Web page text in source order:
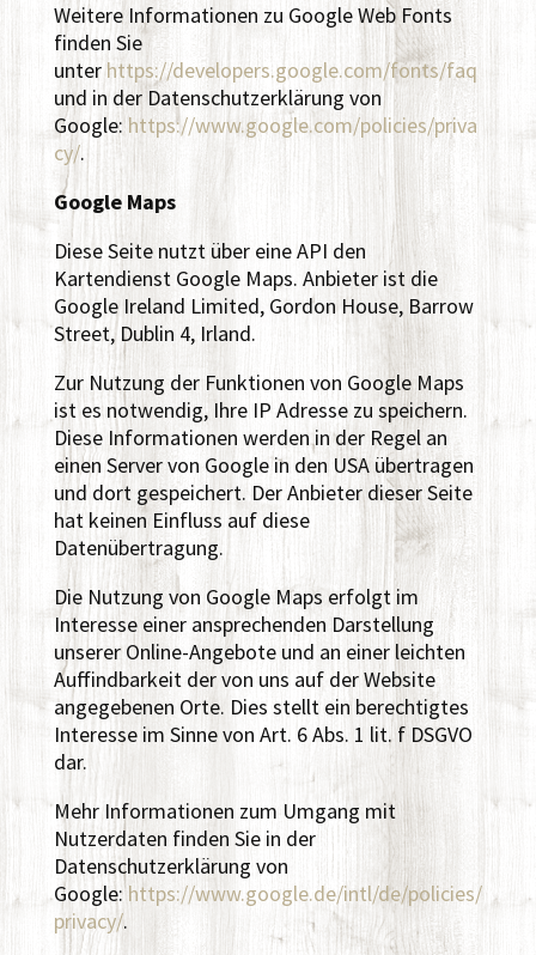
Weitere Informationen zu Google Web Fonts
finden Sie
unterhttps://developers.google.com/fonts/faq
und in der Datenschutzerklärung von
Google:https://www.google.com/policies/priva
cy/.
Google Maps
Diese Seite nutzt über eine API den
Kartendienst Google Maps. Anbieter ist die
Google Ireland Limited, Gordon House, Barrow
Street, Dublin 4, Irland.
Zur Nutzung der Funktionen von Google Maps
ist es notwendig, Ihre IP Adresse zu speichern.
Diese Informationen werden in der Regel an
einen Server von Google in den USA übertragen
und dort gespeichert. Der Anbieter dieser Seite
hat keinen Einfluss auf diese
Datenübertragung.
Die Nutzung von Google Maps erfolgt im
Interesse einer ansprechenden Darstellung
unserer Online-Angebote und an einer leichten
Auffindbarkeit der von uns auf der Website
angegebenen Orte. Dies stellt ein berechtigtes
Interesse im Sinne von Art. 6 Abs. 1 lit. f DSGVO
dar.
Mehr Informationen zum Umgang mit
Nutzerdaten finden Sie in der
Datenschutzerklärung von
Google:https://www.google.de/intl/de/policies/
privacy/.